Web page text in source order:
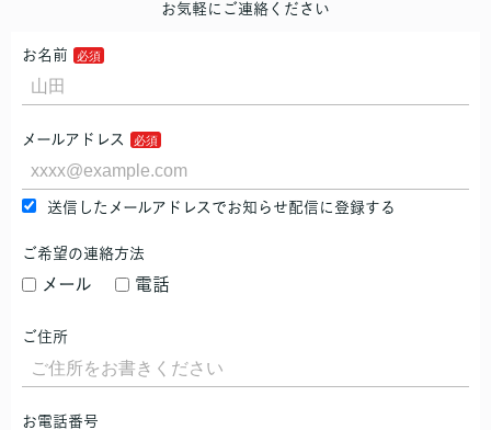
お気軽にご連絡ください
お名前
メールアドレス
送信したメールアドレスでお知らせ配信に登録する
ご希望の連絡方法
メール 電話
ご住所
お電話番号